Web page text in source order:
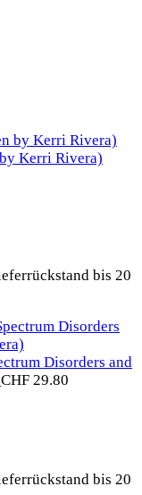
Kerri Rivera)
bis 20
Disorders and
CHF 29.80
bis 20